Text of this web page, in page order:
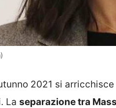
2021 si
La separazione tra